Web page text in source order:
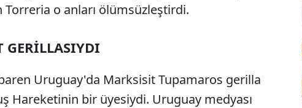
Torreria o anları ölümsüzleştirdi.
GERİLLASIYDI
Uruguay'da Marksisit Tupamaros gerilla
Hareketinin bir üyesiydi. Uruguay medyası